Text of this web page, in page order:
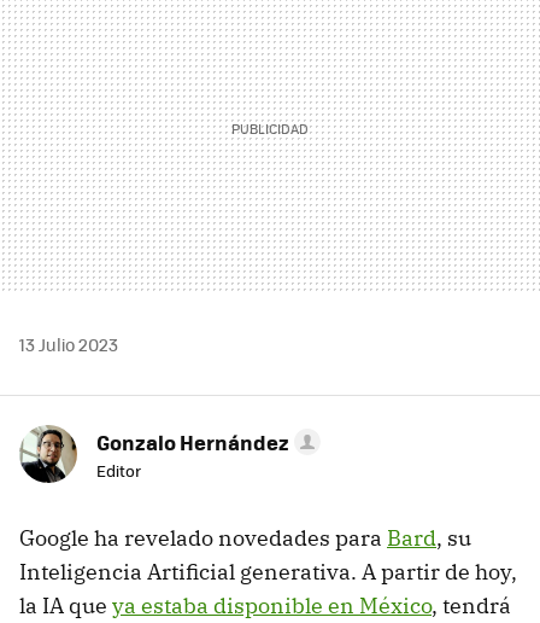
13 Julio 2023
Gonzalo Hernández
Editor
Google ha revelado novedades para Bard, su
Inteligencia Artificial generativa. A partir de hoy,
la IA que ya estaba disponible en México, tendrá